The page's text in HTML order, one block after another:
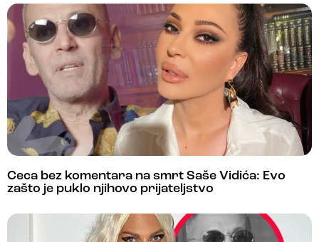
Ceca bez komentara na smrt Saše Vidića: Evo
zašto je puklo njihovo prijateljstvo